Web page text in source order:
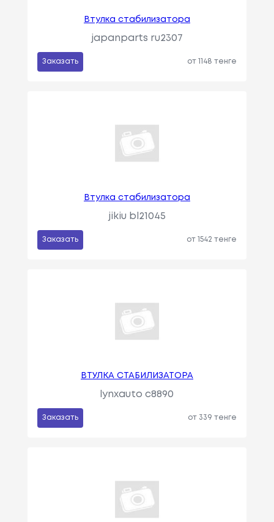
Втулка стабилизатора
japanparts ru2307
Заказать от 1148 тенге
Втулка стабилизатора
jikiu bl21045
Заказать от 1542 тенге
ВТУЛКА СТАБИЛИЗАТОРА
lynxauto c8890
Заказать от 339 тенге